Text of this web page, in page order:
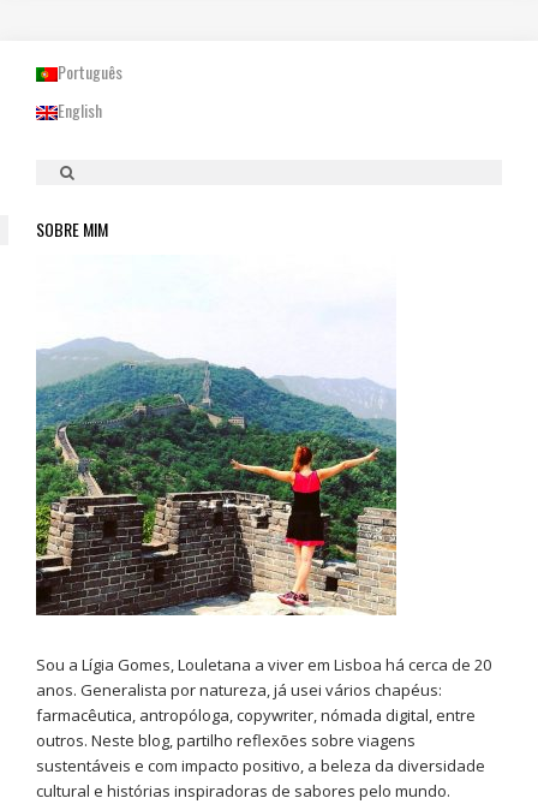
Português
English
SOBRE MIM
Sou a Lígia Gomes, Louletana a viver em Lisboa há cerca de 20
anos. Generalista por natureza, já usei vários chapéus:
farmacêutica, antropóloga, copywriter, nómada digital, entre
outros. Neste blog, partilho reflexões sobre viagens
sustentáveis e com impacto positivo, a beleza da diversidade
cultural e histórias inspiradoras de sabores pelo mundo.